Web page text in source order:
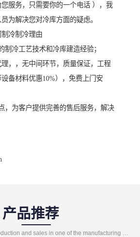
务，只需要你的一个电话 ），我
为解决您对冷库方面的疑虑。
冷制冷理由
制冷工艺技术和冷库建造经验；
，，无中间环节，质量保证，工程
备材料优惠10%），免费上门安
，为客户提供完善的售后服务，解决
产品推荐